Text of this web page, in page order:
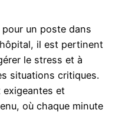
un poste dans
hôpital, il est pertinent
le stress et à
situations critiques.
exigeantes et
où chaque minute